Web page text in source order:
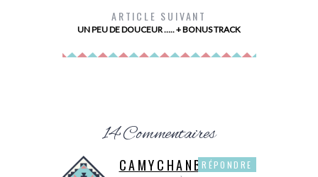
ARTICLE SUIVANT
UN PEU DE DOUCEUR ….. + BONUS TRACK
14 Commentaires
CAMYCHANBLOG
RÉPONDRE